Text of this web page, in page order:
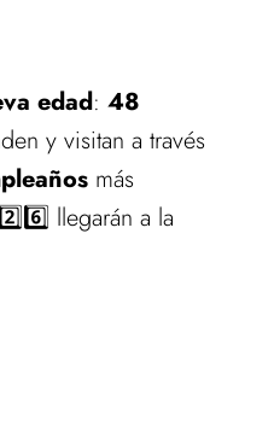
edad: 48
y visitan a través
más
llegarán a la